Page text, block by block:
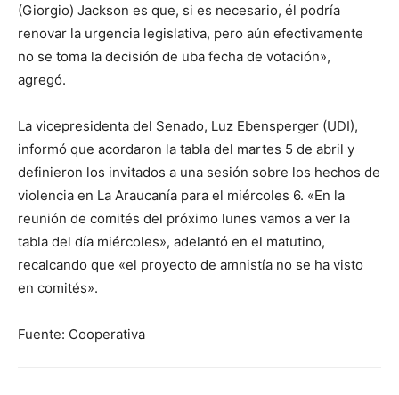
(Giorgio) Jackson es que, si es necesario, él podría
renovar la urgencia legislativa, pero aún efectivamente
no se toma la decisión de uba fecha de votación»,
agregó.
La vicepresidenta del Senado, Luz Ebensperger (UDI),
informó que acordaron la tabla del martes 5 de abril y
definieron los invitados a una sesión sobre los hechos de
violencia en La Araucanía para el miércoles 6. «En la
reunión de comités del próximo lunes vamos a ver la
tabla del día miércoles», adelantó en el matutino,
recalcando que «el proyecto de amnistía no se ha visto
en comités».
Fuente: Cooperativa